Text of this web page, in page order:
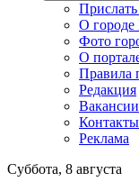
О городе
Фото
О
Правила
Редакция
Вакансии
Контакты
Реклама
Суббота, 8 августа